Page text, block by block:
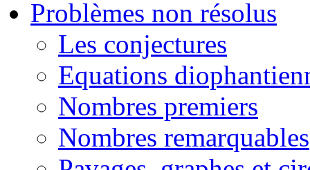
Problèmes non résolus
Les conjectures
Equations
Nombres premiers
Nombres remarquables